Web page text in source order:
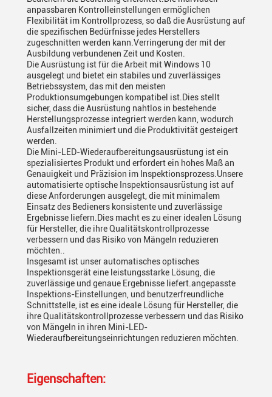
anpassbaren Kontrolleinstellungen ermöglichen
Flexibilität im Kontrollprozess, so daß die Ausrüstung auf
die spezifischen Bedürfnisse jedes Herstellers
zugeschnitten werden kann.Verringerung der mit der
Ausbildung verbundenen Zeit und Kosten.
Die Ausrüstung ist für die Arbeit mit Windows 10
ausgelegt und bietet ein stabiles und zuverlässiges
Betriebssystem, das mit den meisten
Produktionsumgebungen kompatibel ist.Dies stellt
sicher, dass die Ausrüstung nahtlos in bestehende
Herstellungsprozesse integriert werden kann, wodurch
Ausfallzeiten minimiert und die Produktivität gesteigert
werden.
Die Mini-LED-Wiederaufbereitungsausrüstung ist ein
spezialisiertes Produkt und erfordert ein hohes Maß an
Genauigkeit und Präzision im Inspektionsprozess.Unsere
automatisierte optische Inspektionsausrüstung ist auf
diese Anforderungen ausgelegt, die mit minimalem
Einsatz des Bedieners konsistente und zuverlässige
Ergebnisse liefern.Dies macht es zu einer idealen Lösung
für Hersteller, die ihre Qualitätskontrollprozesse
verbessern und das Risiko von Mängeln reduzieren
möchten..
Insgesamt ist unser automatisches optisches
Inspektionsgerät eine leistungsstarke Lösung, die
zuverlässige und genaue Ergebnisse liefert.angepasste
Inspektions-Einstellungen, und benutzerfreundliche
Schnittstelle, ist es eine ideale Lösung für Hersteller, die
ihre Qualitätskontrollprozesse verbessern und das Risiko
von Mängeln in ihren Mini-LED-
Wiederaufbereitungseinrichtungen reduzieren möchten.
Eigenschaften: